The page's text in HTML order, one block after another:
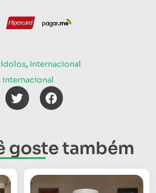
ídolos, Internacional
internacional
goste também